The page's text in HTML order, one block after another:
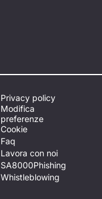
Privacy policy
Modifica
preferenze
Cookie
Faq
Lavora con noi
SA8000Phishing
Whistleblowing